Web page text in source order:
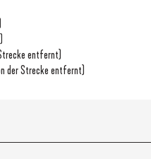
entfernt)
der Strecke entfernt)